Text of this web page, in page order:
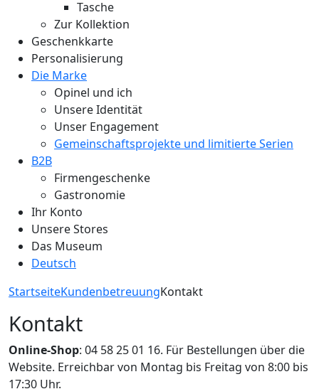
Tasche
Zur Kollektion
Geschenkkarte
Personalisierung
Die Marke
Opinel und ich
Unsere Identität
Unser Engagement
Gemeinschaftsprojekte und limitierte Serien
B2B
Firmengeschenke
Gastronomie
Ihr Konto
Unsere Stores
Das Museum
Deutsch
StartseiteKundenbetreuungKontakt
Kontakt
Online-Shop: 04 58 25 01 16. Für Bestellungen über die
Website. Erreichbar von Montag bis Freitag von 8:00 bis
17:30 Uhr.